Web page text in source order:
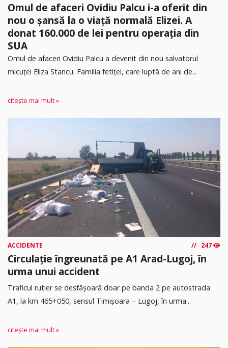
Omul de afaceri Ovidiu Palcu i-a oferit din
nou o șansă la o viață normală Elizei. A
donat 160.000 de lei pentru operația din
SUA
Omul de afaceri Ovidiu Palcu a devenit din nou salvatorul
micuței Eliza Stancu. Familia fetiței, care luptă de ani de...
citește mai mult »
ACCIDENTE 247
Circulație îngreunată pe A1 Arad-Lugoj, în
urma unui accident
Traficul rutier se desfășoară doar pe banda 2 pe autostrada
A1, la km 465+050, sensul Timişoara – Lugoj, în urma...
citește mai mult »